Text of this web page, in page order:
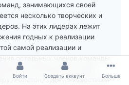
занимающихся своей
несколько творческих и
На этих лидерах лежит
годных к реализации
самой реализации и
остальных членов команды
исполнителями) этими
Ролстон, судя по известным
Войти Создать аккаунт Больше